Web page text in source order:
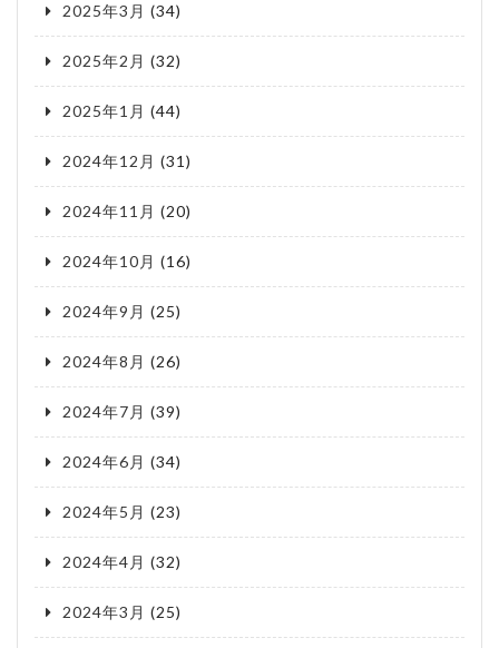
2025年3月 (34)
2025年2月 (32)
2025年1月 (44)
2024年12月 (31)
2024年11月 (20)
2024年10月 (16)
2024年9月 (25)
2024年8月 (26)
2024年7月 (39)
2024年6月 (34)
2024年5月 (23)
2024年4月 (32)
2024年3月 (25)